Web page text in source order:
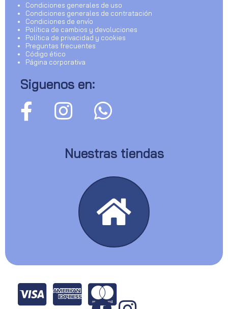
Condiciones generales de uso
Condiciones generales de contratación
Condiciones de envío
Política de cambios y devoluciones
Política de privacidad y cookies
Preguntas frecuentes
Código ético
Página corporativa
Siguenos en:
Nuestras tiendas